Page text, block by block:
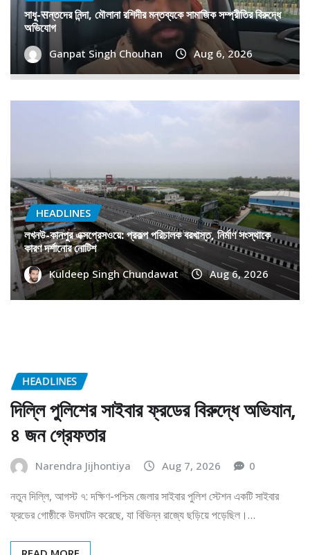
সাধু-सন্তদের নিন্দা, মৌলানা রশিদীর মন্তব্যকে সামাজিক সম্প্রীতির বিরুদ্ধে
অভিযোগ
Ganpat Singh Chouhan Aug 6, 2026
HEADLINES
লখনউ-কানপুর এক্সপ্রেসওয়ে: প্রকল্প পরিচালক বরখাস্ত, নির্মাণ সংস্থাকে
কারণ দর্শানোর নোটিশ
Kuldeep Singh Chundawat Aug 6, 2026
HEADLINES
দিল্লি পুলিশের সাইবার ফ্রডের বিরুদ্ধে অভিযান,
৪ জন গ্রেফতার
Narendra Jijhontiya Aug 7, 2026 0
নতুন দিল্লি, আগস্ট ৭: দক্ষিণ-পশ্চিম জেলার সাইবার পুলিশ স্টেশন একটি সাইবার
ফ্রডের গোষ্ঠীকে উদঘাটন করেছে, যা বিভিন্ন রাজ্যে ছড়িয়ে পড়েছিল।…
READ MORE